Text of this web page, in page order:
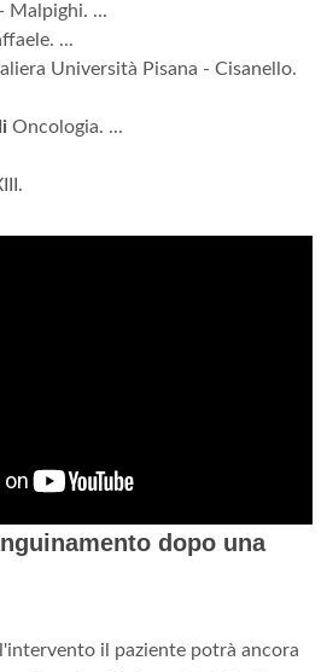
Malpighi. ...
...
Università Pisana - Cisanello.
Oncologia. ...
dopo una
il paziente potrà ancora